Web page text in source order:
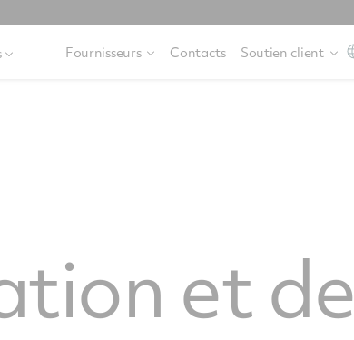
Fournisseurs Contacts Soutien client
et de